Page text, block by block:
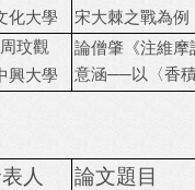
化大學
宋大棘之戰為例
周玟觀
興大學
論僧肇《注維摩
意涵──以〈香
人 論文題目